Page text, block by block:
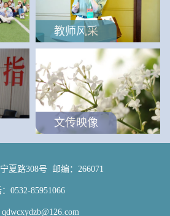
教师风采
文传映像
夏路308号 邮编：266071
0532-85951066